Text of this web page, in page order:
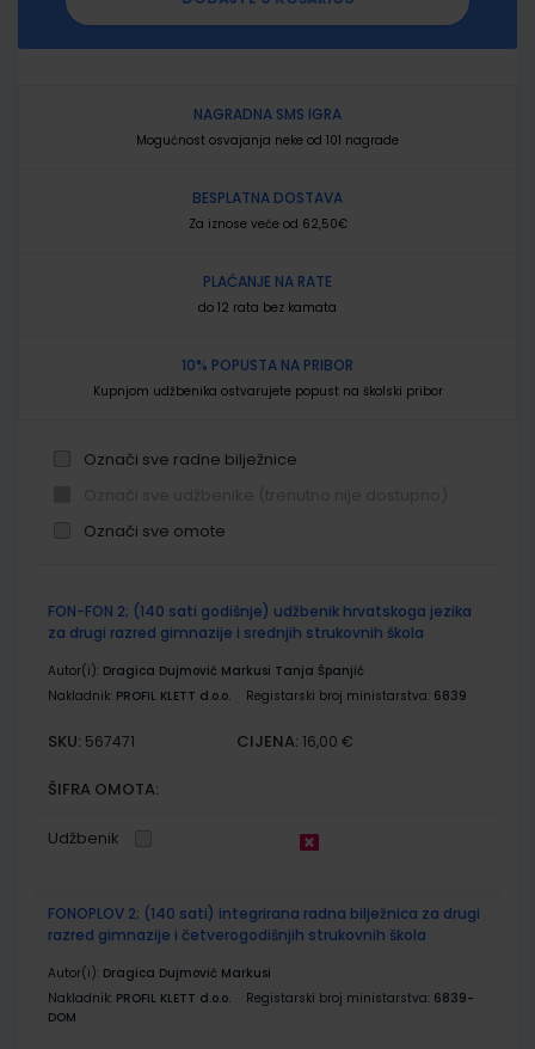
NAGRADNA SMS IGRA
Mogućnost osvajanja neke od 101 nagrade
BESPLATNA DOSTAVA
Za iznose veće od 62,50€
PLAĆANJE NA RATE
do 12 rata bez kamata
10% POPUSTA NA PRIBOR
Kupnjom udžbenika ostvarujete popust na školski pribor
Označi sve radne bilježnice
Označi sve omote
proizvodi
FON-FON 2; (140 sati godišnje) udžbenik hrvatskoga jezika
za drugi razred gimnazije i srednjih strukovnih škola
Autor(i): Dragica Dujmović Markusi Tanja Španjić
Nakladnik: PROFIL KLETT d.o.o. Registarski broj ministarstva: 6839
SKU: 567471 CIJENA: 16,00 €
ŠIFRA OMOTA:
Udžbenik
FONOPLOV 2; (140 sati) integrirana radna bilježnica za drugi
razred gimnazije i četverogodišnjih strukovnih škola
Autor(i): Dragica Dujmović Markusi
Nakladnik: PROFIL KLETT d.o.o. Registarski broj ministarstva: 6839-
DOM